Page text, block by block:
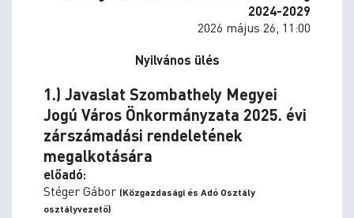
2024-2029
2026 május 26, 11:00
Nyilvános ülés
1.) Javaslat Szombathely Megyei
Jogú Város Önkormányzata 2025. évi
zárszámadási rendeletének
megalkotására
előadó:
Stéger Gábor (Közgazdasági és Adó Osztály
osztályvezető)